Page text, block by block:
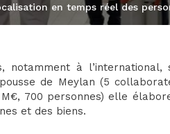
en temps réel des
notamment à l’international,
de Meylan (5
M€, 700 personnes) elle
et des biens.